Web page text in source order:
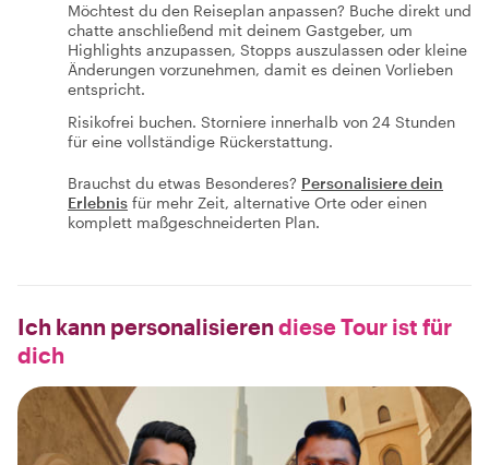
Möchtest du den Reiseplan anpassen? Buche direkt und
chatte anschließend mit deinem Gastgeber, um
Highlights anzupassen, Stopps auszulassen oder kleine
Änderungen vorzunehmen, damit es deinen Vorlieben
entspricht.
Risikofrei buchen. Storniere innerhalb von 24 Stunden
für eine vollständige Rückerstattung.
Brauchst du etwas Besonderes? Personalisiere dein
Erlebnis für mehr Zeit, alternative Orte oder einen
komplett maßgeschneiderten Plan.
Ich kann personalisieren diese Tour ist für
dich